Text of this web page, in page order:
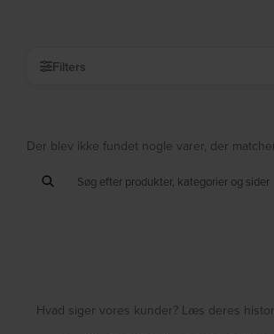
Filters
Der blev ikke fundet nogle varer, der
Hvad siger vores kunder? Læs deres